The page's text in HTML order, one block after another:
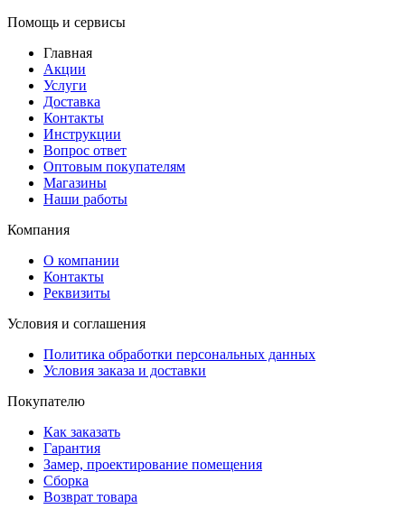
Помощь и сервисы
Главная
Акции
Услуги
Доставка
Контакты
Инструкции
Вопрос ответ
Оптовым покупателям
Магазины
Наши работы
Компания
О компании
Контакты
Реквизиты
Условия и соглашения
Политика обработки персональных данных
Условия заказа и доставки
Покупателю
Как заказать
Гарантия
Замер, проектирование помещения
Сборка
Возврат товара